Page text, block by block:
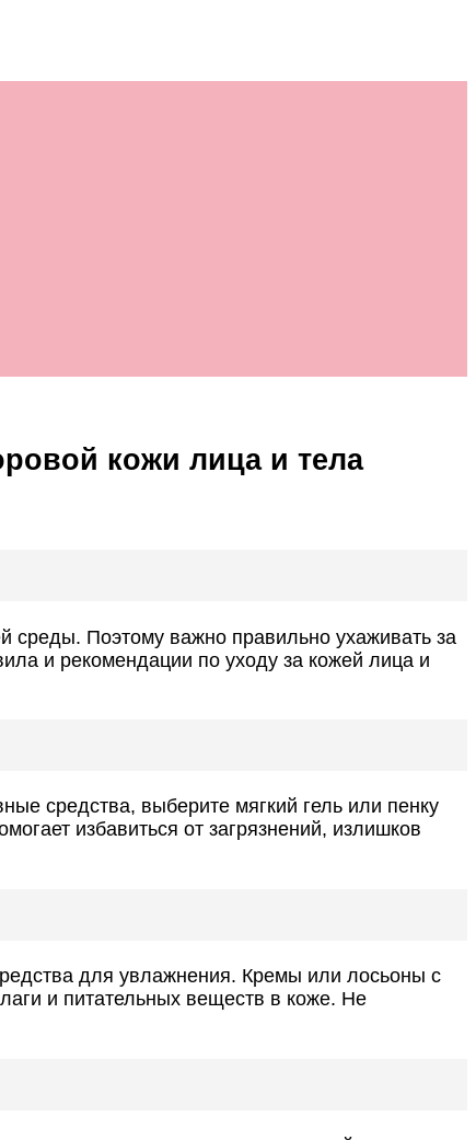
кожи лица и тела
Поэтому важно правильно ухаживать за
и рекомендации по уходу за кожей лица и
средства, выберите мягкий гель или пенку
избавиться от загрязнений, излишков
для увлажнения. Кремы или лосьоны с
и питательных веществ в коже. Не